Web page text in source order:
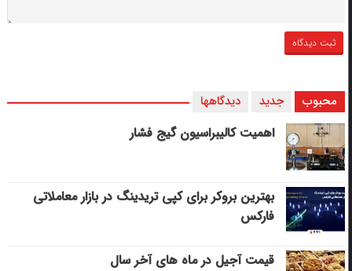
محبوب جدید دیدگاهها
اهمیت کالیبراسیون گیج فشار
بهترین بروکر برای کپی‌ تریدینگ در بازار معاملاتی
فارکس
قیمت آجیل در ماه های آخر سال